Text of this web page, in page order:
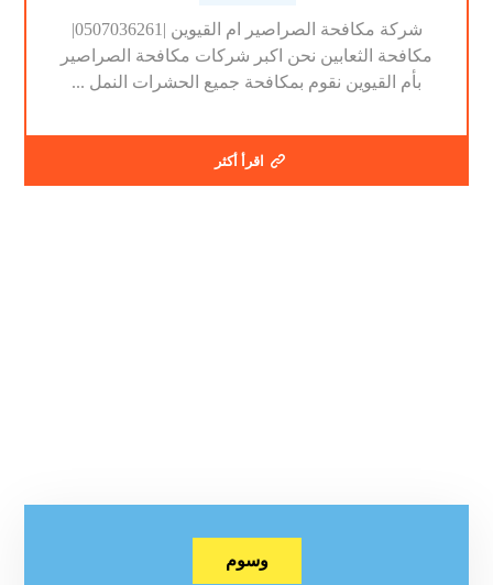
شركة مكافحة الصراصير ام القيوين |0507036261|
مكافحة الثعابين نحن اكبر شركات مكافحة الصراصير
بأم القيوين نقوم بمكافحة جميع الحشرات النمل ...
اقرأ أكثر
وسوم